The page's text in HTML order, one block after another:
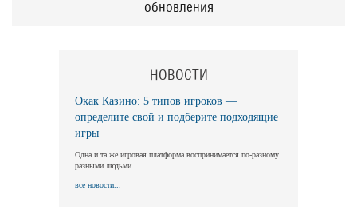
обновления
НОВОСТИ
Окак Казино: 5 типов игроков —
определите свой и подберите подходящие
игры
Одна и та же игровая платформа воспринимается по-разному
разными людьми.
все новости...